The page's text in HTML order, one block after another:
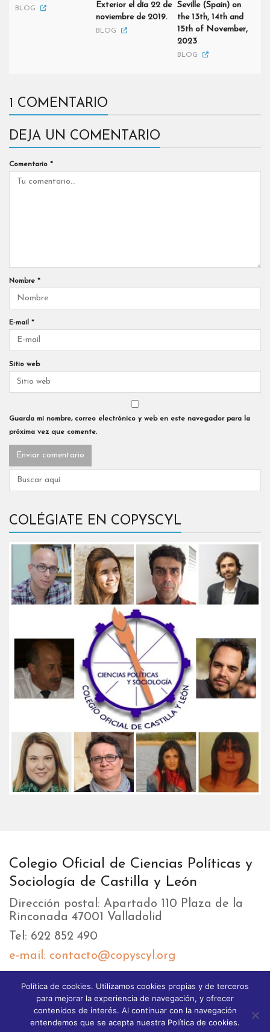
BLOG
Exterior el día 22 de
noviembre de 2019.
BLOG
Seville (Spain) on
the 13th, 14th and
15th of November,
2023
BLOG
1 COMENTARIO
DEJA UN COMENTARIO
Comentario *
Nombre *
E-mail *
Sitio web
Guarda mi nombre, correo electrónico y web en este navegador para la
próxima vez que comente.
COLÉGIATE EN COPYSCYL
Colegio Oficial de Ciencias Políticas y
Sociología de Castilla y León
Dirección postal: Apartado 110 Plaza de la
Rinconada 47001 Valladolid
Tel: 622 852 490
e-mail: contacto@copyscyl.org
LIKEBOX
Política de cookies. Utilizamos cookies propias y de terceros
para mejorar la experiencia de navegación, y ofrecer
contenidos de interés. Al continuar con la navegación
entendemos que se acepta nuestra Política de cookies.